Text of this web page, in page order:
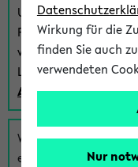
Um sich einen
Funktionen des
verwenden Sie
Login:
Anmeldung zum
Wenn Sie (noch)
eKVV auch über
Wirkung für die
finden Sie auch
verwendeten
Nur